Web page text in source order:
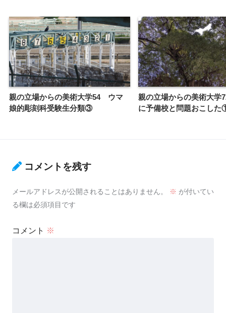
親の立場からの美術大学54 ウマ
娘的彫刻科受験生分類③
親の立場からの美術大
に予備校と問題おこし
コメントを残す
メールアドレスが公開されることはありません。 ※ が付いてい
る欄は必須項目です
コメント ※